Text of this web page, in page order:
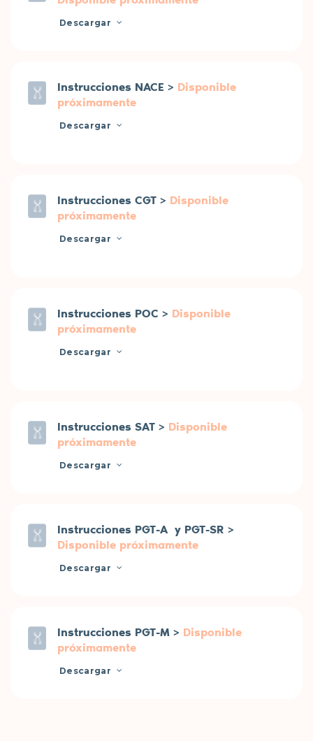
Descargar
Instrucciones NACE > Disponible
próximamente
Descargar
Instrucciones CGT > Disponible
próximamente
Descargar
Instrucciones POC > Disponible
próximamente
Descargar
Instrucciones SAT > Disponible
próximamente
Descargar
Instrucciones PGT-A y PGT-SR >
Disponible próximamente
Descargar
Instrucciones PGT-M > Disponible
próximamente
Descargar